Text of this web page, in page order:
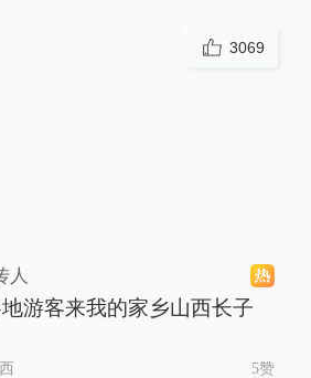
3069
人
游客来我的家乡山西长子
5赞